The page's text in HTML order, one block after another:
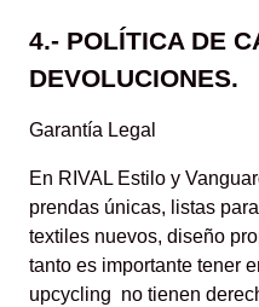
4.- POLÍTICA DE
DEVOLUCIONES.
Garantía Legal
En RIVAL Estilo y
prendas únicas, listas
textiles nuevos, diseño
tanto es importante tener
upcycling no tienen